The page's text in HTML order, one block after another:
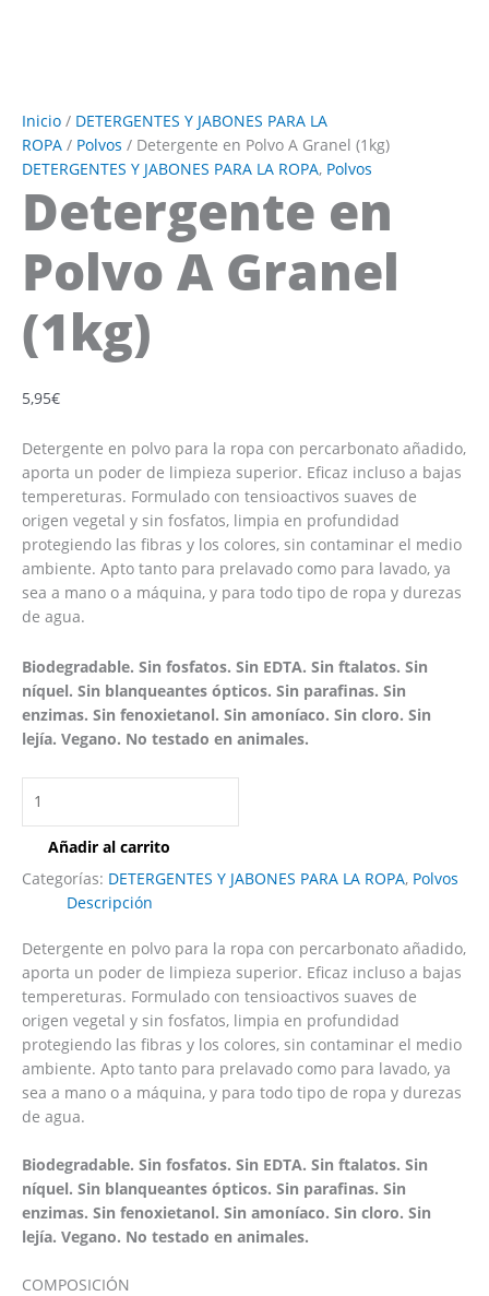
Inicio / DETERGENTES Y JABONES PARA LA
ROPA / Polvos / Detergente en Polvo A Granel (1kg)
DETERGENTES Y JABONES PARA LA ROPA, Polvos
Detergente en
Polvo A Granel
(1kg)
5,95€
Detergente en polvo para la ropa con percarbonato añadido,
aporta un poder de limpieza superior. Eficaz incluso a bajas
tempereturas. Formulado con tensioactivos suaves de
origen vegetal y sin fosfatos, limpia en profundidad
protegiendo las fibras y los colores, sin contaminar el medio
ambiente. Apto tanto para prelavado como para lavado, ya
sea a mano o a máquina, y para todo tipo de ropa y durezas
de agua.
Biodegradable. Sin fosfatos. Sin EDTA. Sin ftalatos. Sin
níquel. Sin blanqueantes ópticos. Sin parafinas. Sin
enzimas. Sin fenoxietanol. Sin amoníaco. Sin cloro. Sin
lejía. Vegano. No testado en animales.
Añadir al carrito
Categorías: DETERGENTES Y JABONES PARA LA ROPA, Polvos
Descripción
Detergente en polvo para la ropa con percarbonato añadido,
aporta un poder de limpieza superior. Eficaz incluso a bajas
tempereturas. Formulado con tensioactivos suaves de
origen vegetal y sin fosfatos, limpia en profundidad
protegiendo las fibras y los colores, sin contaminar el medio
ambiente. Apto tanto para prelavado como para lavado, ya
sea a mano o a máquina, y para todo tipo de ropa y durezas
de agua.
Biodegradable. Sin fosfatos. Sin EDTA. Sin ftalatos. Sin
níquel. Sin blanqueantes ópticos. Sin parafinas. Sin
enzimas. Sin fenoxietanol. Sin amoníaco. Sin cloro. Sin
lejía. Vegano. No testado en animales.
COMPOSICIÓN